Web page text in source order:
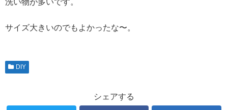
洗い物が多いです。
サイズ大きいのでもよかったな〜。
DIY
シェアする